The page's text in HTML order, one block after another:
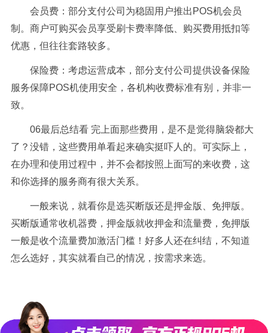
会员费：部分支付公司为稳固用户推出POS机会员
制。商户可购买会员享受刷卡费率降低、购买费用抵扣等
优惠，但往往套路较多。
保险费：考虑运营成本，部分支付公司提供设备保险
服务保障POS机使用安全，各机构收费标准有别，并非一
致。
06最后总结看 完上面那些费用，是不是觉得脑袋都大
了？没错，这些费用单看起来确实挺吓人的。可实际上，
在办理和使用过程中，并不会都按照上面写的来收费，这
和你选择的服务商有很大关系。
一般来说，就看你是选买断版还是押金版、免押版。
买断版通常收机器费，押金版就收押金和流量费，免押版
一般是收个流量费加激活门槛！好多人还在纠结，不知道
怎么选好，其实就看自己的情况，按需求来选。